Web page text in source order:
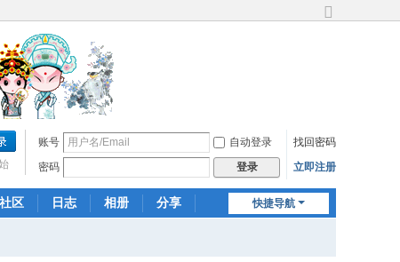
账号 自动登录
找回密码
密码
登录 立即注册
快捷导航
区 日志 相册
分享